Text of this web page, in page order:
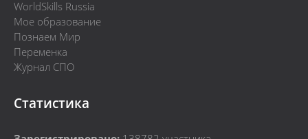
WorldSkills Russia
Мое образование
Познаем Мир
Переменка
Журнал СПО
Статистика